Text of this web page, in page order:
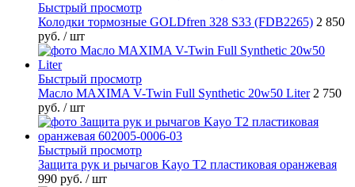
Быстрый просмотр
Колодки тормозные GOLDfren 328 S33 (FDB2265) 2 850
руб. / шт
Быстрый просмотр
Масло MAXIMA V-Twin Full Synthetic 20w50 Liter 2 750
руб. / шт
Быстрый просмотр
Защита рук и рычагов Kayo T2 пластиковая оранжевая
990 руб. / шт